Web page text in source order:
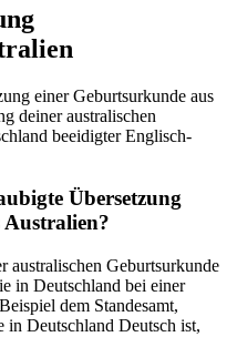
einer Geburtsurkunde aus
deiner australischen
beeidigter Englisch-
Übersetzung
australischen Geburtsurkunde
in Deutschland bei einer
dem Standesamt,
in Deutschland Deutsch ist,